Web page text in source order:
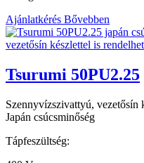
Ajánlatkérés Bővebben
Tsurumi 50PU2.25
Szennyvízszivattyú, vezetősín
Japán csúcsminőség
Tápfeszültség: